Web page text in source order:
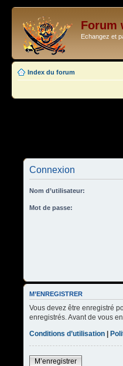
Forum
Echangez et
Index du forum
Connexion
Nom d’utilisateur:
Mot de passe:
M’ENREGISTRER
Vous devez être enregistré
enregistrés. Avant de vous
Conditions d’utilisation |
M’enregistrer